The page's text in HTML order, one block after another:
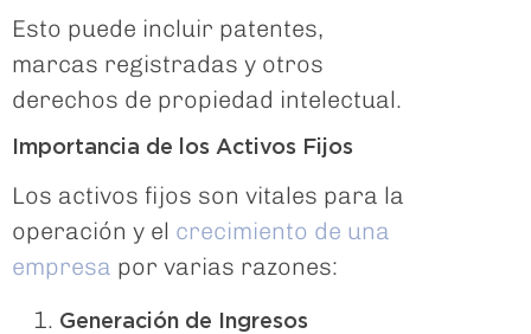
Esto puede incluir patentes,
marcas registradas y otros
derechos de propiedad intelectual.
Importancia de los Activos Fijos
Los activos fijos son vitales para la
operación y el crecimiento de una
empresa por varias razones:
Generación de Ingresos